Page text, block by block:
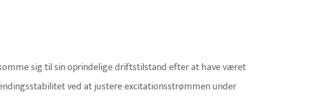
sig til sin oprindelige driftstilstand efter at have været
ved at justere excitationsstrømmen under